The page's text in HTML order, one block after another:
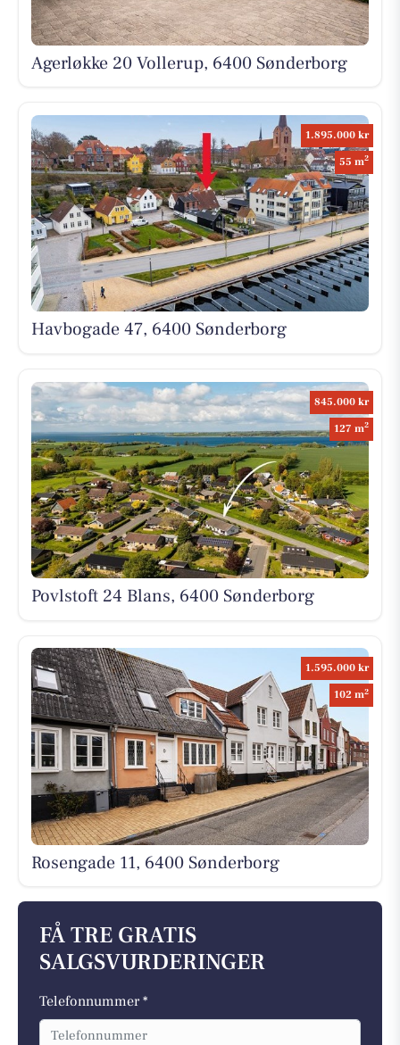
Agerløkke 20 Vollerup, 6400 Sønderborg
1.895.000 kr
55 m2
Havbogade 47, 6400 Sønderborg
845.000 kr
127 m2
Povlstoft 24 Blans, 6400 Sønderborg
1.595.000 kr
102 m2
Rosengade 11, 6400 Sønderborg
FÅ TRE GRATIS
SALGSVURDERINGER
Telefonnummer *